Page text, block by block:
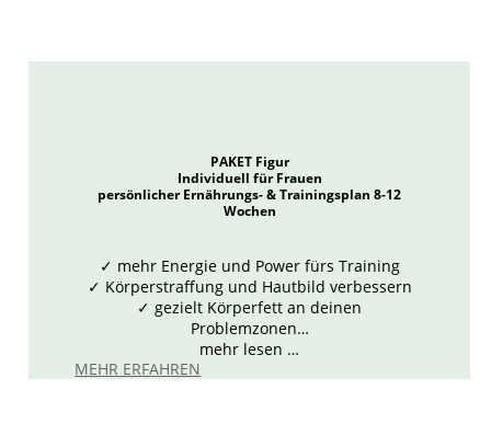
PAKET Figur
Individuell für Frauen
persönlicher Ernährungs- & Trainingsplan 8-12
Wochen
✓ mehr Energie und Power fürs Training
✓ Körperstraffung und Hautbild verbessern
✓ gezielt Körperfett an deinen
Problemzonen…
mehr lesen …
MEHR ERFAHREN